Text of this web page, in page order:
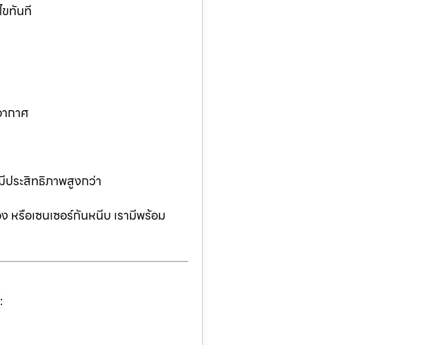
ขทันที
กาศ
ประสิทธิภาพสูงกว่า
หรือเซนเซอร์กันหนีบ เรามีพร้อม